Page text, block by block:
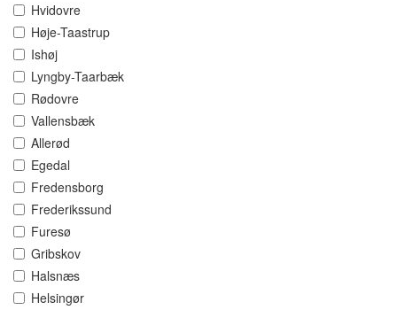
Hvidovre
Høje-Taastrup
Ishøj
Lyngby-Taarbæk
Rødovre
Vallensbæk
Allerød
Egedal
Fredensborg
Frederikssund
Furesø
Gribskov
Halsnæs
Helsingør